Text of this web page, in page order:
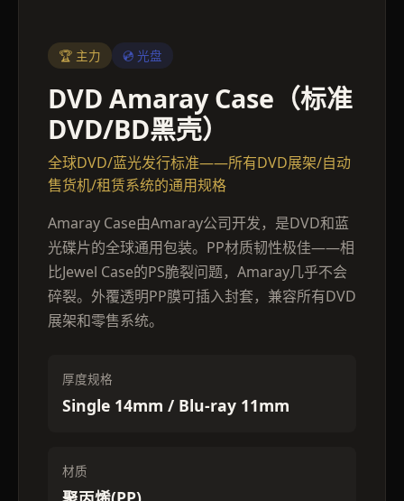
🏆 主力 💿 光盘
DVD Amaray Case（标准
DVD/BD黑壳）
全球DVD/蓝光发行标准——所有DVD展架/自动
售货机/租赁系统的通用规格
Amaray Case由Amaray公司开发，是DVD和蓝
光碟片的全球通用包装。PP材质韧性极佳——相
比Jewel Case的PS脆裂问题，Amaray几乎不会
碎裂。外覆透明PP膜可插入封套，兼容所有DVD
展架和零售系统。
厚度规格
Single 14mm / Blu-ray 11mm
材质